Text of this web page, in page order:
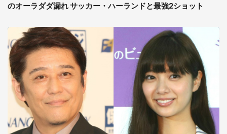
のオーラダダ漏れ サッカー・ハーランドと最強2ショット